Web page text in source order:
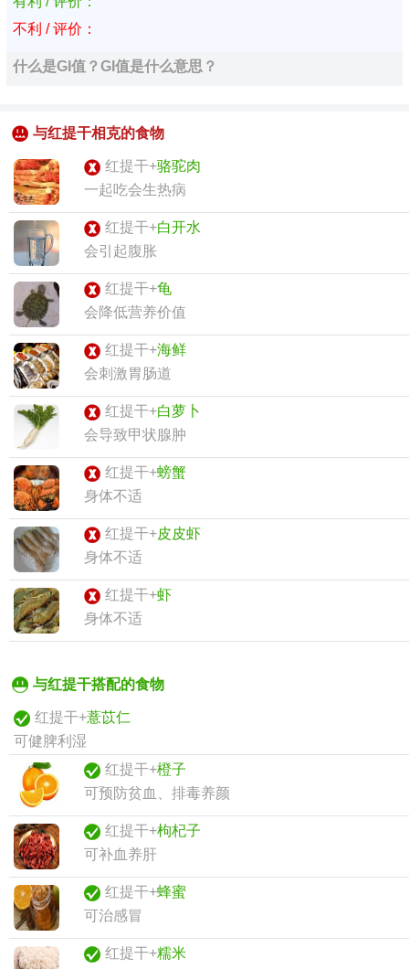
不利 / 评价：
什么是GI值？GI值是什么意思？
与红提干相克的食物
红提干+骆驼肉
一起吃会生热病
红提干+白开水
会引起腹胀
红提干+龟
会降低营养价值
红提干+海鲜
会刺激胃肠道
红提干+白萝卜
会导致甲状腺肿
红提干+螃蟹
身体不适
红提干+皮皮虾
身体不适
红提干+虾
身体不适
与红提干搭配的食物
红提干+薏苡仁
可健脾利湿
红提干+橙子
可预防贫血、排毒养颜
红提干+枸杞子
可补血养肝
红提干+蜂蜜
可治感冒
红提干+糯米